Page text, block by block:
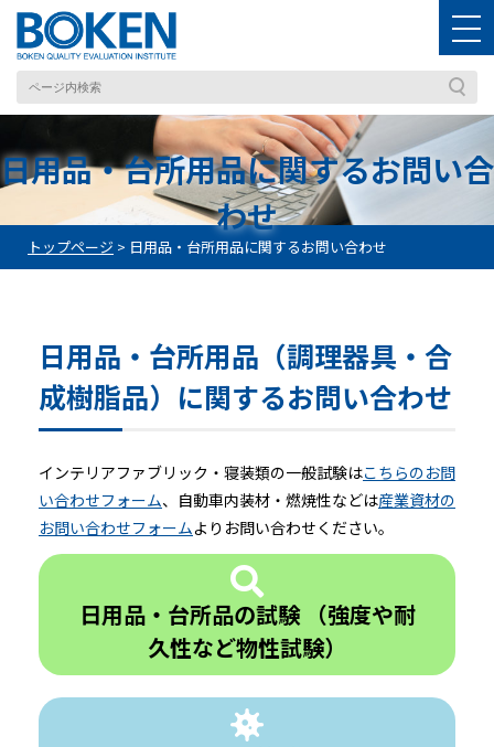
日用品・台所用品に関するお問い合
わせ
トップページ > 日用品・台所用品に関するお問い合わせ
日用品・台所用品（調理器具・合
成樹脂品）に関するお問い合わせ
インテリアファブリック・寝装類の一般試験はこちらのお問
い合わせフォーム、自動車内装材・燃焼性などは産業資材の
お問い合わせフォームよりお問い合わせください。
日用品・台所品の試験 （強度や耐
久性など物性試験）